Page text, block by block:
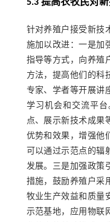
5.3 提高农牧民对
针对养殖户接受新技
施加以改进：一是加
指导等方式，向养殖
方法，提高他们的科
专家、学者等开展讲
学习机会和交流平
点、展示新技术成果
优势和效果，增强他
可以通过示范点的辐
发展。三是加强政策
措施，鼓励养殖户采
牧业生产效益和质量
示范基地，应用物联